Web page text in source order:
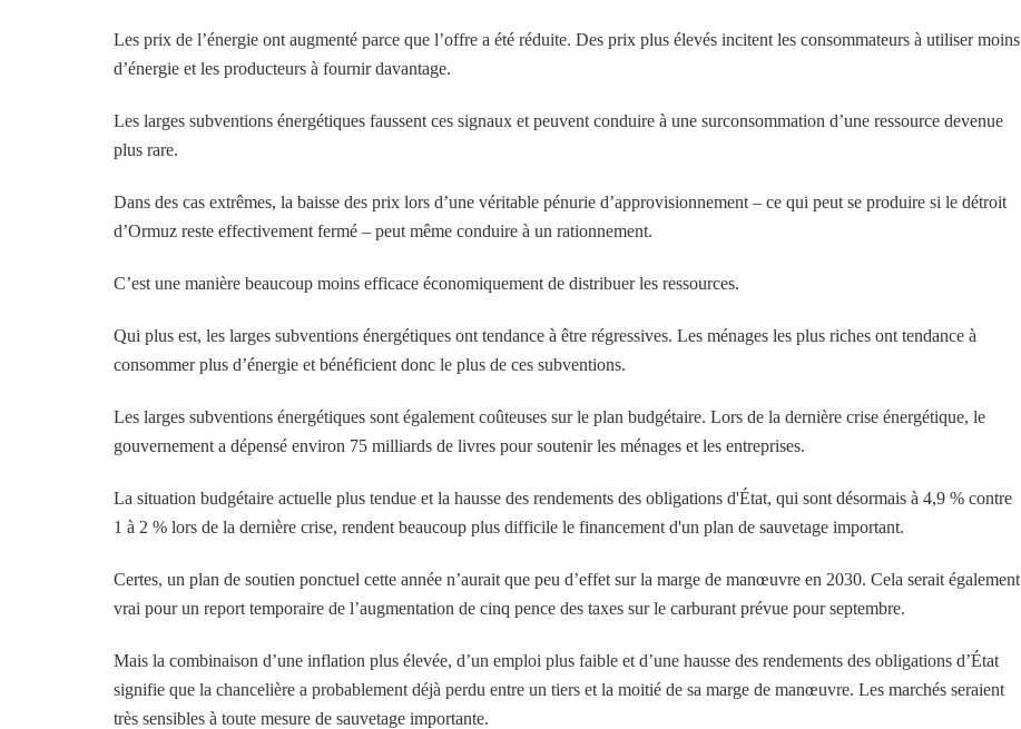
Les prix de l’énergie ont augmenté parce que l’offre a été réduite. Des prix plus élevés incitent les consommateurs à utiliser moins
d’énergie et les producteurs à fournir davantage.
Les larges subventions énergétiques faussent ces signaux et peuvent conduire à une surconsommation d’une ressource devenue
plus rare.
Dans des cas extrêmes, la baisse des prix lors d’une véritable pénurie d’approvisionnement – ​​ce qui peut se produire si le détroit
d’Ormuz reste effectivement fermé – peut même conduire à un rationnement.
C’est une manière beaucoup moins efficace économiquement de distribuer les ressources.
Qui plus est, les larges subventions énergétiques ont tendance à être régressives. Les ménages les plus riches ont tendance à
consommer plus d’énergie et bénéficient donc le plus de ces subventions.
Les larges subventions énergétiques sont également coûteuses sur le plan budgétaire. Lors de la dernière crise énergétique, le
gouvernement a dépensé environ 75 milliards de livres pour soutenir les ménages et les entreprises.
La situation budgétaire actuelle plus tendue et la hausse des rendements des obligations d'État, qui sont désormais à 4,9 % contre
1 à 2 % lors de la dernière crise, rendent beaucoup plus difficile le financement d'un plan de sauvetage important.
Certes, un plan de soutien ponctuel cette année n’aurait que peu d’effet sur la marge de manœuvre en 2030. Cela serait également
vrai pour un report temporaire de l’augmentation de cinq pence des taxes sur le carburant prévue pour septembre.
Mais la combinaison d’une inflation plus élevée, d’un emploi plus faible et d’une hausse des rendements des obligations d’État
signifie que la chancelière a probablement déjà perdu entre un tiers et la moitié de sa marge de manœuvre. Les marchés seraient
très sensibles à toute mesure de sauvetage importante.